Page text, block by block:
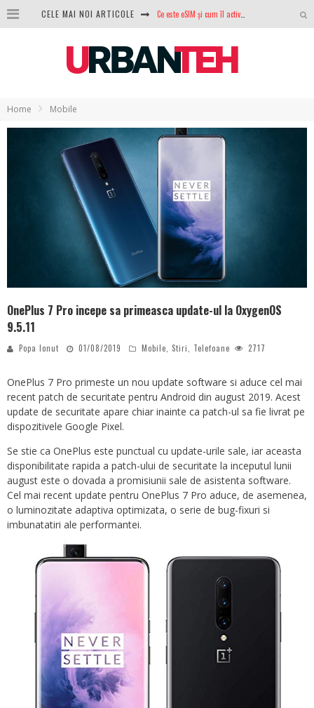
CELE MAI NOI ARTICOLE
100 GB de internet mobil gratuit de la Orange. Fără contract, fără acte și fără obligații
Home Mobile
OnePlus 7 Pro incepe sa primeasca update-ul la OxygenOS
9.5.11
Popa Ionut 01/08/2019 Mobile, Stiri, Telefoane 2717
OnePlus 7 Pro primeste un nou update software si aduce cel mai
recent patch de securitate pentru Android din august 2019. Acest
update de securitate apare chiar inainte ca patch-ul sa fie livrat pe
dispozitivele Google Pixel.
Se stie ca OnePlus este punctual cu update-urile sale, iar aceasta
disponibilitate rapida a patch-ului de securitate la inceputul lunii
august este o dovada a promisiunii sale de asistenta software.
Cel mai recent update pentru OnePlus 7 Pro aduce, de asemenea,
o luminozitate adaptiva optimizata, o serie de bug-fixuri si
imbunatatiri ale performantei.